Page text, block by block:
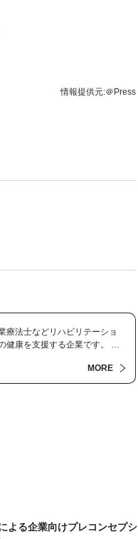
情報提供元:＠Press
療法士などリハビリテーショ
健康を支援する企業です。 ご
ハビリテーションをご提供い
き、リハビリの力でワンラン
MORE
よる企業向けプレコンセプシ